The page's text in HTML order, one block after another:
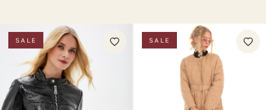
SALE SALE